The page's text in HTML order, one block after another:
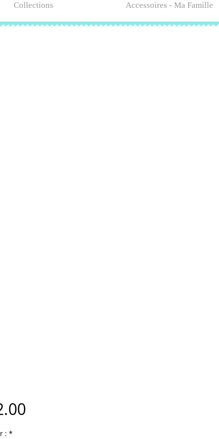
Collections Accessoires - Ma Famille
Price
: *